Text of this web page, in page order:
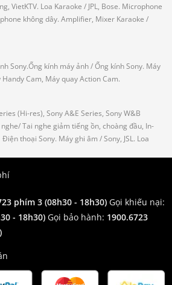
VietKTV. Loa Karaoke / JPL, Bose. Microphone
không dây. Amplifier, Mixer Karaoke /
Sony.Ống kính máy ảnh / Ống kính Sony. Máy
Cam, Máy quay Action Cam.
(Hi-res), Sony A&E Series, Sony W&B
/ Tai nghe giảm tiếng ồn, choàng đầu, In-
thoại Sony. Máy ghi âm / Sony, JSL. Loa
phím 3 (08h30 - 18h30) Gọi khiếu nại:
- 18h30) Gọi bảo hành: 1900.6723